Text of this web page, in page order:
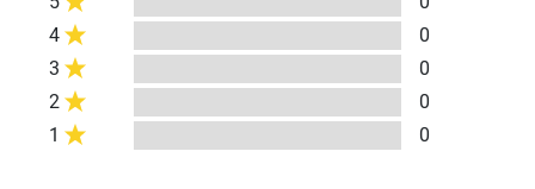
4
0
3
0
2
0
1
0